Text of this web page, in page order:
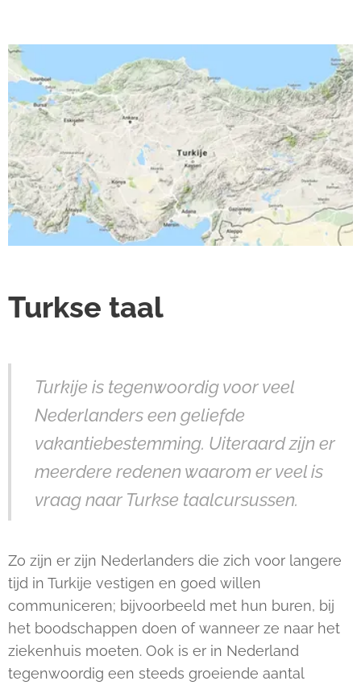
Turkse taal
Turkije is tegenwoordig voor veel
Nederlanders een geliefde
vakantiebestemming. Uiteraard zijn er
meerdere redenen waarom er veel is
vraag naar Turkse taalcursussen.
Zo zijn er zijn Nederlanders die zich voor langere
tijd in Turkije vestigen en goed willen
communiceren; bijvoorbeeld met hun buren, bij
het boodschappen doen of wanneer ze naar het
ziekenhuis moeten. Ook is er in Nederland
tegenwoordig een steeds groeiende aantal